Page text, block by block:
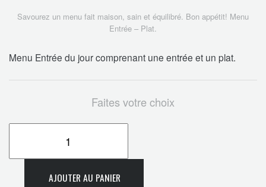
Savourez un menu fait maison, sain et équilibré. Bon appétit! Menu
Entrée – Plat.
Menu Entrée du jour comprenant une entrée et un plat.
Faites votre choix
AJOUTER AU PANIER